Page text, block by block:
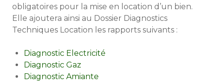
obligatoires pour la mise en location d’un bien.
Elle ajoutera ainsi au Dossier Diagnostics
Techniques Location les rapports suivants :
Diagnostic Electricité
Diagnostic Gaz
Diagnostic Amiante